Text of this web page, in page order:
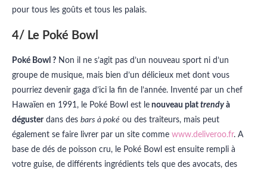
pour tous les goûts et tous les palais.
4/ Le Poké Bowl
Poké Bowl ? Non il ne s’agit pas d’un nouveau sport ni d’un
groupe de musique, mais bien d’un délicieux met dont vous
pourriez devenir gaga d’ici la fin de l’année. Inventé par un chef
Hawaïen en 1991, le Poké Bowl est le nouveau plat trendy à
dégusterdans des bars à poké ou des traiteurs, mais peut
également se faire livrer par un site comme www.deliveroo.fr. A
base de dés de poisson cru, le Poké Bowl est ensuite rempli à
votre guise, de différents ingrédients tels que des avocats, des